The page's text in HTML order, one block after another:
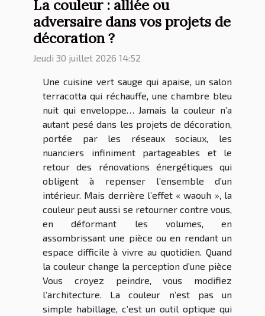
La couleur : alliée ou
adversaire dans vos projets de
décoration ?
Jeudi 30 juillet 2026 14:52
Une cuisine vert sauge qui apaise, un salon
terracotta qui réchauffe, une chambre bleu
nuit qui enveloppe… Jamais la couleur n’a
autant pesé dans les projets de décoration,
portée par les réseaux sociaux, les
nuanciers infiniment partageables et le
retour des rénovations énergétiques qui
obligent à repenser l’ensemble d’un
intérieur. Mais derrière l’effet « waouh », la
couleur peut aussi se retourner contre vous,
en déformant les volumes, en
assombrissant une pièce ou en rendant un
espace difficile à vivre au quotidien. Quand
la couleur change la perception d’une pièce
Vous croyez peindre, vous modifiez
l’architecture. La couleur n’est pas un
simple habillage, c’est un outil optique qui